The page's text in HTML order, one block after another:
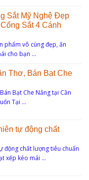
Sắt Mỹ Nghệ Đẹp
Sắt 4 Cánh
phẩm vô cùng đẹp, ấn
cho bạn …
Thơ, Bán Bạt Che
Bạt Che Nắng tại Cần
Tại …
tự động chất
động chất lượng tiêu chuẩn
xếp kéo mái …